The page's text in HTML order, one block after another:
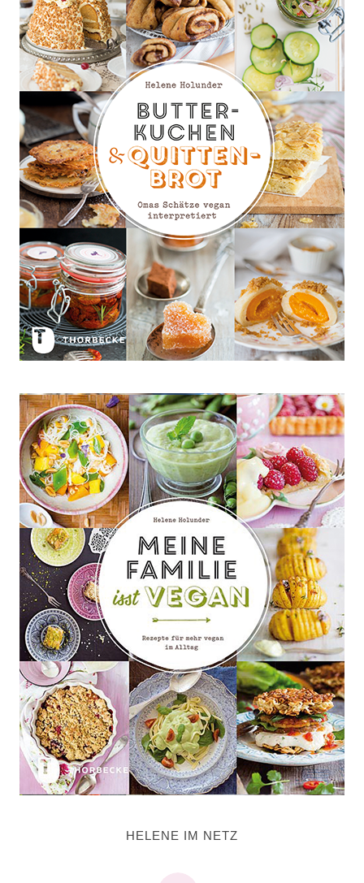
HELENE IM NETZ